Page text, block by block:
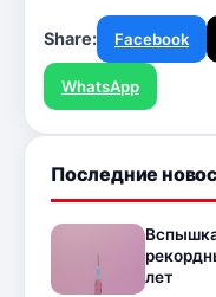
Share: Facebook
WhatsApp
Последние
лет